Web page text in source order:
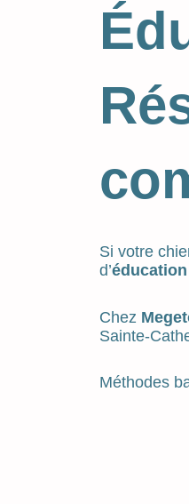
Si votre
d’
Chez
Sainte-
Méthodes